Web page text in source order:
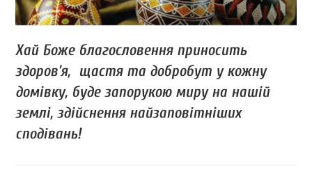
Хай Боже благословення приносить
здоров’я, щастя та добробут у кожну
домівку, буде запорукою миру на нашій
землі, здійснення найзаповітніших
сподівань!